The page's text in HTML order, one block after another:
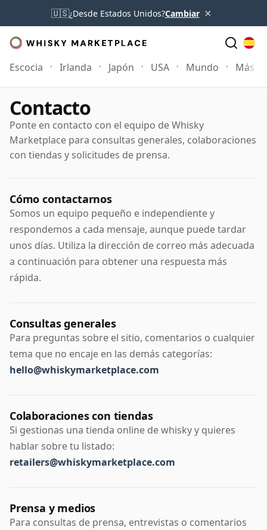
🇺🇸¿Desde Estados Unidos?Cambiar ×
Escocia Irlanda Japón USA Mundo Más
Contacto
Ponte en contacto con el equipo de Whisky
Marketplace para consultas generales, colaboraciones
con tiendas y solicitudes de prensa.
Cómo contactarnos
Somos un equipo pequeño e independiente y
respondemos a cada mensaje, aunque puede tardar
unos días. Utiliza la dirección de correo más adecuada
a continuación para obtener una respuesta más
rápida.
Consultas generales
Para preguntas sobre el sitio, comentarios o cualquier
tema que no encaje en las demás categorías:
hello@whiskymarketplace.com
Colaboraciones con tiendas
Si gestionas una tienda online de whisky y quieres
hablar sobre tu listado:
retailers@whiskymarketplace.com
Prensa y medios
Para consultas de prensa, entrevistas o comentarios